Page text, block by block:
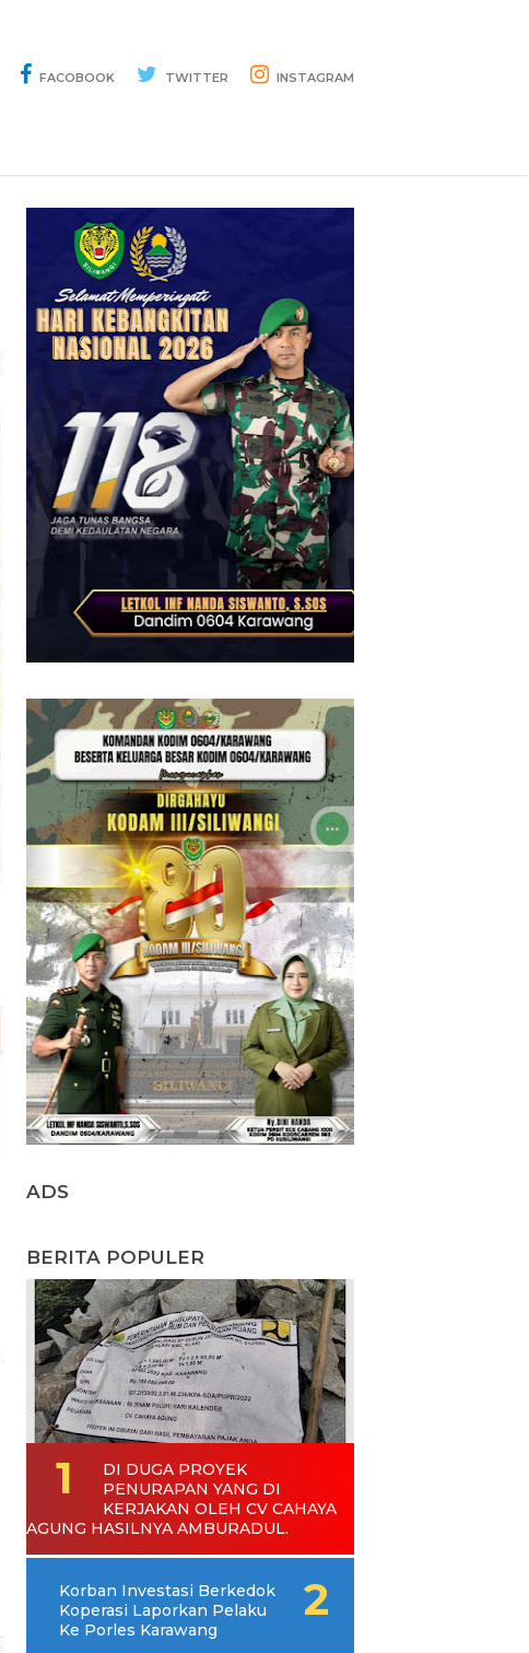
FACOBOOK TWITTER INSTAGRAM
ADS
BERITA POPULER
DI DUGA PROYEK
PENURAPAN YANG DI
KERJAKAN OLEH CV CAHAYA
AGUNG HASILNYA AMBURADUL.
Korban Investasi Berkedok
Koperasi Laporkan Pelaku
Ke Porles Karawang